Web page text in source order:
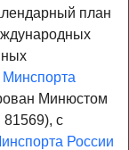
план
Минспорта
Минюстом
81569), с
России